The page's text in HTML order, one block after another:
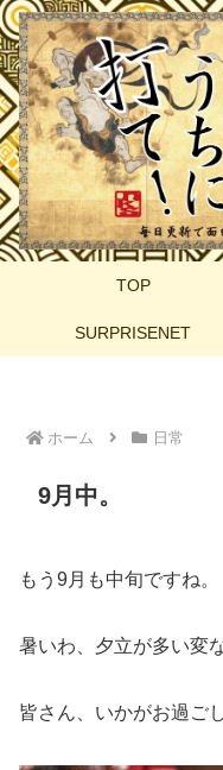
TOP
SURPRISENET
ホーム 日常
9月中。
もう9月も中旬ですね。
暑いわ、夕立が多い変
皆さん、いかがお過ご